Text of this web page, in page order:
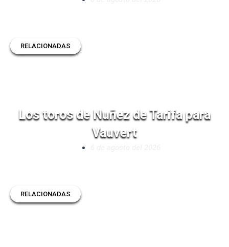
RELACIONADAS
Los toros de Nuñez de Tarifa para
Vauvert
RELACIONADAS